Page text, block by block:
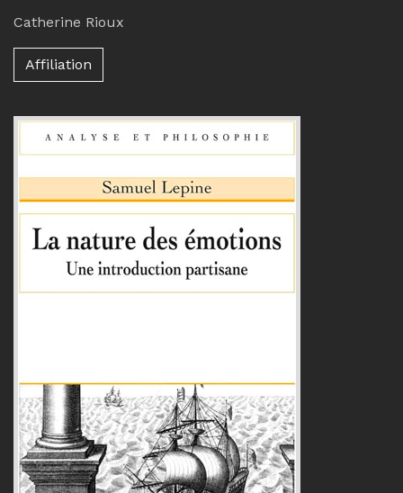
Catherine Rioux
Affiliation